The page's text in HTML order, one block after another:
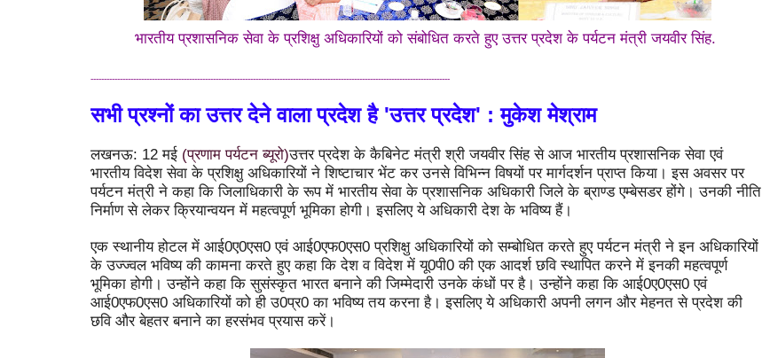
भारतीय प्रशासनिक सेवा के प्रशिक्षु अधिकारियों को संबोधित करते हुए उत्तर प्रदेश के पर्यटन मंत्री जयवीर सिंह.
---------------------------------------------------------------------------------------------------------------------------------------
सभी प्रश्नों का उत्तर देने वाला प्रदेश है 'उत्तर प्रदेश' : मुकेश मेश्राम
लखनऊ: 12 मई (प्रणाम पर्यटन ब्यूरो)उत्तर प्रदेश के कैबिनेट मंत्री श्री जयवीर सिंह से आज भारतीय प्रशासनिक सेवा एवं
भारतीय विदेश सेवा के प्रशिक्षु अधिकारियों ने शिष्टाचार भेंट कर उनसे विभिन्न विषयों पर मार्गदर्शन प्राप्त किया। इस अवसर पर
पर्यटन मंत्री ने कहा कि जिलाधिकारी के रूप में भारतीय सेवा के प्रशासनिक अधिकारी जिले के ब्राण्ड एम्बेसडर होंगे। उनकी नीति
निर्माण से लेकर क्रियान्वयन में महत्वपूर्ण भूमिका होगी। इसलिए ये अधिकारी देश के भविष्य हैं।
एक स्थानीय होटल में आई0ए0एस0 एवं आई0एफ0एस0 प्रशिक्षु अधिकारियों को सम्बोधित करते हुए पर्यटन मंत्री ने इन अधिकारियों
के उज्ज्वल भविष्य की कामना करते हुए कहा कि देश व विदेश में यू0पी0 की एक आदर्श छवि स्थापित करने में इनकी महत्वपूर्ण
भूमिका होगी। उन्होंने कहा कि सुसंस्कृत भारत बनाने की जिम्मेदारी उनके कंधों पर है। उन्होंने कहा कि आई0ए0एस0 एवं
आई0एफ0एस0 अधिकारियों को ही उ0प्र0 का भविष्य तय करना है। इसलिए ये अधिकारी अपनी लगन और मेहनत से प्रदेश की
छवि और बेहतर बनाने का हरसंभव प्रयास करें।